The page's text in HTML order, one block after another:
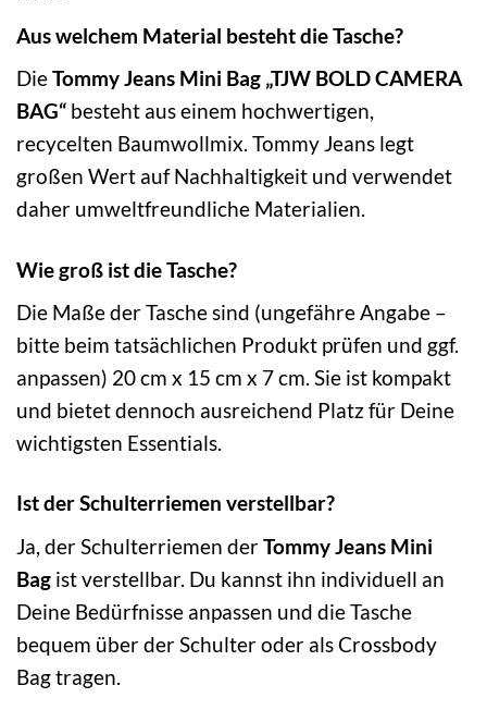
Aus welchem Material besteht die Tasche?
DieTommy Jeans Mini Bag „TJW BOLD CAMERA
BAG“ besteht aus einem hochwertigen,
recycelten Baumwollmix. Tommy Jeans legt
großen Wert auf Nachhaltigkeit und verwendet
daher umweltfreundliche Materialien.
Wie groß ist die Tasche?
Die Maße der Tasche sind (ungefähre Angabe –
bitte beim tatsächlichen Produkt prüfen und ggf.
anpassen) 20 cm x 15 cm x 7 cm. Sie ist kompakt
und bietet dennoch ausreichend Platz für Deine
wichtigsten Essentials.
Ist der Schulterriemen verstellbar?
Ja, der Schulterriemen derTommy Jeans Mini
Bag ist verstellbar. Du kannst ihn individuell an
Deine Bedürfnisse anpassen und die Tasche
bequem über der Schulter oder als Crossbody
Bag tragen.